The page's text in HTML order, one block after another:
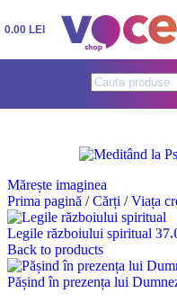
Skip to navigationSkip to
0.00 LEI
Mărește imaginea
Prima pagină / Cărți / Viața
Legile războiului spiritual
Back to products
Pășind în prezența lui